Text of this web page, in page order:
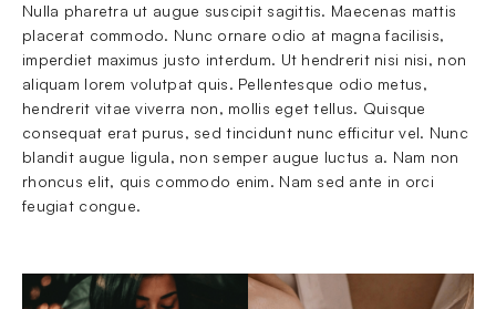
Nulla pharetra ut augue suscipit sagittis. Maecenas mattis
placerat commodo. Nunc ornare odio at magna facilisis,
imperdiet maximus justo interdum. Ut hendrerit nisi nisi, non
aliquam lorem volutpat quis. Pellentesque odio metus,
hendrerit vitae viverra non, mollis eget tellus. Quisque
consequat erat purus, sed tincidunt nunc efficitur vel. Nunc
blandit augue ligula, non semper augue luctus a. Nam non
rhoncus elit, quis commodo enim. Nam sed ante in orci
feugiat congue.